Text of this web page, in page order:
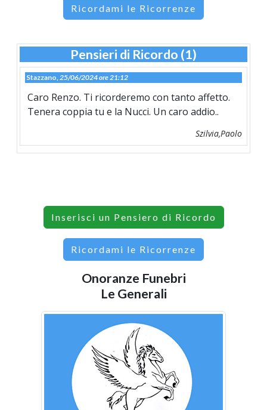
Ricordami le Ricorrenze
Pensieri di Ricordo (1)
Stazzano,25/06/2024 ore 21:12
Caro Renzo. Ti ricorderemo con tanto affetto.
Tenera coppia tu e la Nucci. Un caro addio..
Szilvia,Paolo
Inserisci un Pensiero di Ricordo
Ricordami le Ricorrenze
Onoranze Funebri
Le Generali